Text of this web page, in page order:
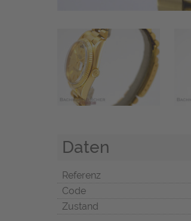
Daten
Referenz
Code
Zustand